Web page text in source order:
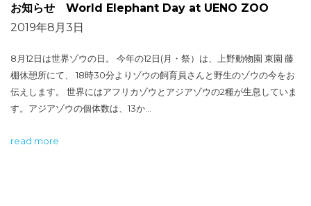
お知らせ World Elephant Day at UENO ZOO
2019年8月3日
8月12日は世界ゾウの日。 今年の12日(月・祭）は、上野動物園 東園 藤
棚休憩所にて、 18時30分よりゾウの飼育員さんと野生のゾウの今をお
伝えします。 世界にはアフリカゾウとアジアゾウの2種が生息していま
す。アジアゾウの個体数は、13か…
read more